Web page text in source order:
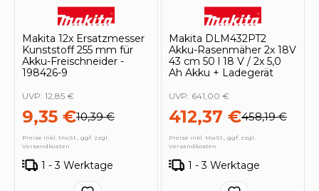
Makita 12x Ersatzmesser
Kunststoff 255 mm für
Akku-Freischneider -
198426-9
9,35 €10,39 €
UVP: 12,85 €
Preise inkl. MwSt., ggf. zzgl.
Versandkosten
1 - 3 Werktage
Makita DLM432PT2
Akku-Rasenmäher 2x 18V
43 cm 50 l 18 V / 2x 5,0
Ah Akku + Ladegerät
412,37 €458,19 €
UVP: 641,00 €
Preise inkl. MwSt., ggf. zzgl.
Versandkosten
1 - 3 Werktage